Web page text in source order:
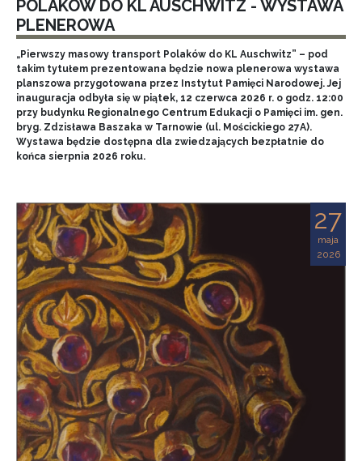
POLAKÓW DO KL AUSCHWITZ - WYSTAWA
PLENEROWA
„Pierwszy masowy transport Polaków do KL Auschwitz” – pod
takim tytułem prezentowana będzie nowa plenerowa wystawa
planszowa przygotowana przez Instytut Pamięci Narodowej. Jej
inauguracja odbyła się w piątek, 12 czerwca 2026 r. o godz. 12:00
przy budynku Regionalnego Centrum Edukacji o Pamięci im. gen.
bryg. Zdzisława Baszaka w Tarnowie (ul. Mościckiego 27A).
Wystawa będzie dostępna dla zwiedzających bezpłatnie do
końca sierpnia 2026 roku.
27
maja
2026